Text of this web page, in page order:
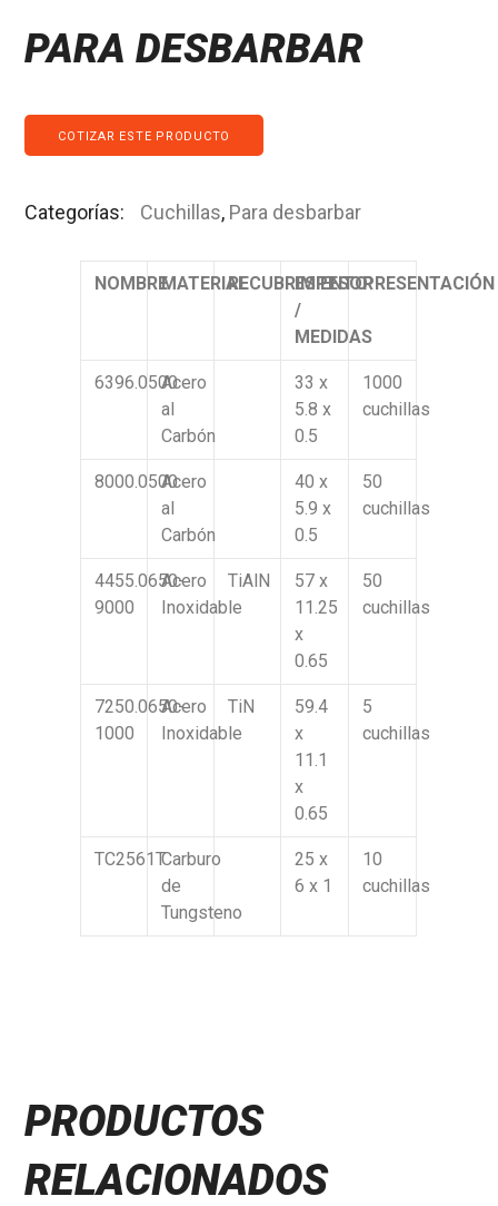
PARA DESBARBAR
COTIZAR ESTE PRODUCTO
Categorías: Cuchillas, Para desbarbar
NOMBREMATERIALRECUBRIMIENTO
ESPESOR
/
MEDIDAS
PRESENTACIÓN
6396.0500Acero
al
Carbón
33 x
5.8 x
0.5
1000
cuchillas
8000.0500Acero
al
Carbón
40 x
5.9 x
0.5
50
cuchillas
4455.0650-
9000
Acero
Inoxidable
TiAlN
57 x
11.25
x
0.65
50
cuchillas
7250.0650-
1000
Acero
Inoxidable
TiN
59.4
x
11.1
x
0.65
5
cuchillas
TC2561TCarburo
de
Tungsteno
25 x
6 x 1
10
cuchillas
PRODUCTOS
RELACIONADOS